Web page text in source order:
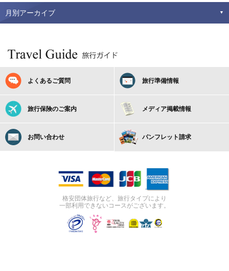
月別アーカイブ
よくあるご質問 旅行準備情報
旅行保険のご案内 メディア掲載情報
お問い合わせ パンフレット請求
格安団体旅行など、旅行タイプにより
一部利用できないコースがございます。